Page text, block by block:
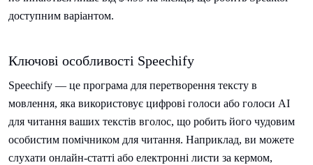
доступним варіантом.
Ключові особливості Speechify
Speechify — це програма для перетворення тексту в
мовлення, яка використовує цифрові голоси або голоси AI
для читання ваших текстів вголос, що робить його чудовим
особистим помічником для читання. Наприклад, ви можете
слухати онлайн-статті або електронні листи за кермом,